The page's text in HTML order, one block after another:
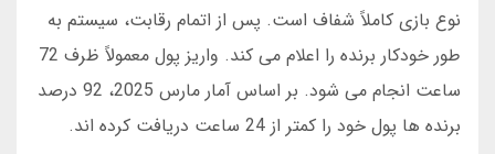
نوع بازی کاملاً شفاف است. پس از اتمام رقابت، سیستم به
طور خودکار برنده را اعلام می کند. واریز پول معمولاً ظرف 72
ساعت انجام می شود. بر اساس آمار مارس 2025، 92 درصد
برنده ها پول خود را کمتر از 24 ساعت دریافت کرده اند.